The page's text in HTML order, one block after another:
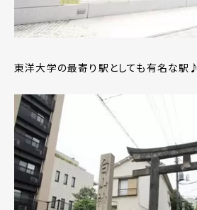
東洋大学の最寄り駅としても有名な駅♪